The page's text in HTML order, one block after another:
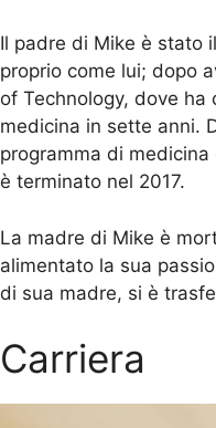
Il padre di Mike è stato
proprio come lui; dopo
of Technology, dove ha
medicina in sette anni.
programma di medicina
è terminato nel 2017.
La madre di Mike è
alimentato la sua
di sua madre, si è
Carriera